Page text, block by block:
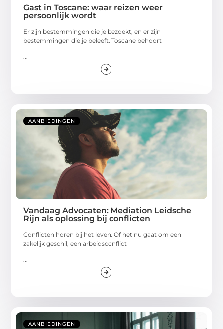
Gast in Toscane: waar reizen weer
persoonlijk wordt
Er zijn bestemmingen die je bezoekt, en er zijn
bestemmingen die je beleeft. Toscane behoort
...
AANBIEDINGEN
Vandaag Advocaten: Mediation Leidsche
Rijn als oplossing bij conflicten
Conflicten horen bij het leven. Of het nu gaat om een
zakelijk geschil, een arbeidsconflict
...
AANBIEDINGEN